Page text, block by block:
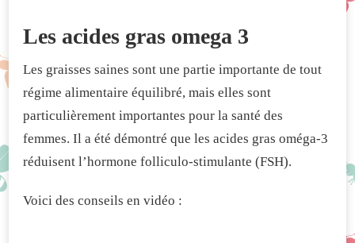
Les acides gras omega 3
Les graisses saines sont une partie importante de tout
régime alimentaire équilibré, mais elles sont
particulièrement importantes pour la santé des
femmes. Il a été démontré que les acides gras oméga-3
réduisent l’hormone folliculo-stimulante (FSH).
Voici des conseils en vidéo :